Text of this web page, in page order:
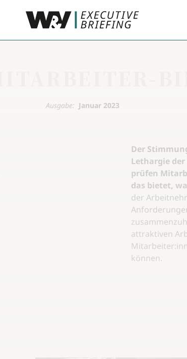
Ausgabe: Januar 2023
Der
Lethargie
prüfen
das bietet,
der
attraktiven
können.